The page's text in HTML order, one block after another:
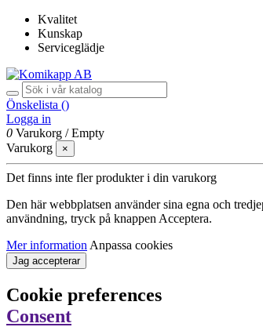
Kvalitet
Kunskap
Serviceglädje
Önskelista ()
Logga in
0 Varukorg /Empty
Varukorg
×
Det finns inte fler produkter i din varukorg
Den här webbplatsen använder sina egna och
användning, tryck på knappen Acceptera.
Mer information Anpassa cookies
Jag accepterar
Cookie preferences
Consent